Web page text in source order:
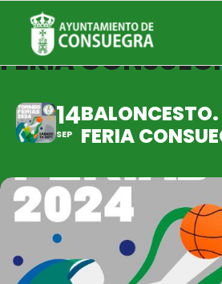
BALONCESTO.
FERIA
14
SEP
BALONCESTO.
FERIA